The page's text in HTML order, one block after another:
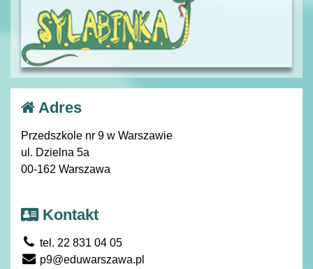
Adres
Przedszkole nr 9 w Warszawie
ul. Dzielna 5a
00-162 Warszawa
Kontakt
tel. 22 831 04 05
p9@eduwarszawa.pl